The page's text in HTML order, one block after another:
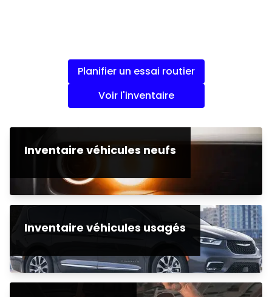
Planifier un essai routier
Voir l'inventaire
Inventaire véhicules neufs
Inventaire véhicules usagés